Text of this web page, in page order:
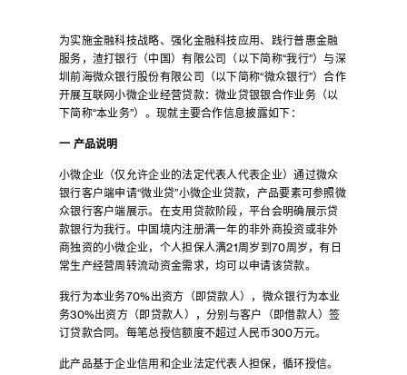
为实施金融科技战略、强化金融科技应用、践行普惠金融
服务，渣打银行（中国）有限公司（以下简称“我行”）与深
圳前海微众银行股份有限公司（以下简称“微众银行”）合作
开展互联网小微企业经营贷款：微业贷银银合作业务（以
下简称“本业务”）。现就主要合作信息披露如下：
一 产品说明
小微企业（仅允许企业的法定代表人代表企业）通过微众
银行客户端申请“微业贷”小微企业贷款，产品要素可参照微
众银行客户端展示。在支用贷款阶段，平台会明确展示贷
款银行为我行。中国境内注册满一年的非外商投资或非外
商独资的小微企业，个人担保人满21周岁到70周岁，有日
常生产经营周转流动资金需求，均可以申请该贷款。
我行为本业务70%出资方（即贷款人），微众银行为本业
务30%出资方（即贷款人），分别与客户（即借款人）签
订贷款合同。每笔总授信额度不超过人民币300万元。
此产品基于企业信用和企业法定代表人担保，循环授信。